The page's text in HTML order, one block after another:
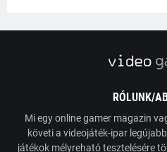
RÓLUNK/
Mi egy online gamer magazin
követi a videojáték-ipar
játékok mélyreható tesztelésére